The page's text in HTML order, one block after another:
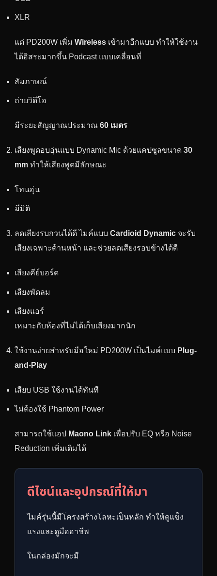
XLR
แต่ PD200W เพิ่ม Wireless เข้ามาอีกแบบ ทำให้ใช้งาน
ได้อิสระมากขึ้น Podcast แบบเคลื่อนที่
สัมภาษณ์
ถ่ายวิดีโอ
มีระยะสัญญาณประมาณ 60 เมตร
เสียงพูดอบอุ่นแบบ Dynamic Mic ด้วยแคปซูลขนาด 30
mm ทำให้เสียงพูดมีลักษณะ
โทนอุ่น
มีมิติ
ลดเสียงรบกวนได้ดี ไมค์แบบ Cardioid Dynamic จะรับ
เสียงเฉพาะด้านหน้า และช่วยลดเสียงรอบข้างได้ดี
เสียงคีย์บอร์ด
เสียงพัดลม
เสียงแอร์
เหมาะกับห้องที่ไม่ได้เก็บเสียงมากนัก
ใช้งานง่ายสำหรับมือใหม่ PD200W เป็นไมค์แบบ Plug-
and-Play
เสียบ USB ใช้งานได้ทันที
ไม่ต้องใช้ Phantom Power
สามารถใช้แอป Maono Link เพื่อปรับ EQ หรือ Noise
Reduction เพิ่มเติมได้
ดีไซน์และอุปกรณ์ที่ให้มา
ไมค์รุ่นนี้มีโครงสร้างโลหะเป็นหลัก ทำให้ดูแข็ง
แรงและดูมืออาชีพ
ในกล่องมักจะมี